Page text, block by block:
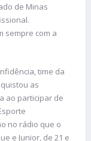
de Minas
sempre com a
time da
as
ao participar de
no rádio que o
e Junior, de 21 e